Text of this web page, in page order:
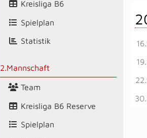
Kreisliga B6
Spielplan
Statistik
2.Mannschaft
Team
Kreisliga B6 Reserve
Spielplan